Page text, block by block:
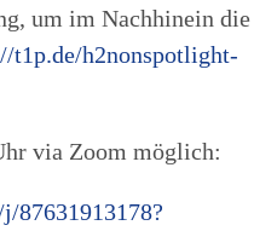
um im Nachhinein die
t1p.de/h2nonspotlight-
via Zoom möglich:
87631913178?